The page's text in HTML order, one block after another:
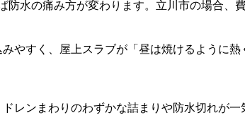
防水の痛み方が変わります。立川市の場合、
やすく、屋上スラブが「昼は焼けるように
レンまわりのわずかな詰まりや防水切れが